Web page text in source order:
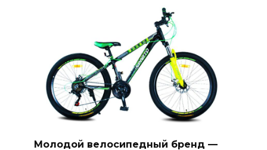
Молодой велосипедный бренд —